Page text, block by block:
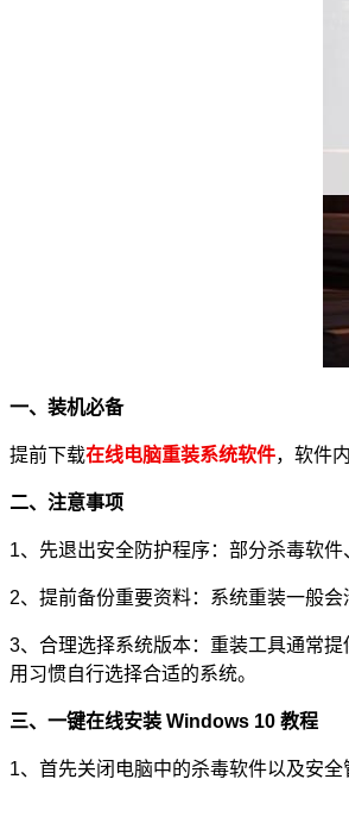
一、装机必备
提前下载在线电脑重装系统软件，软件
二、注意事项
1、先退出安全防护程序：部分杀毒软
2、提前备份重要资料：系统重装一般
3、 合理选择系统版本：重装工具通常
用习惯自行选择合适的系统。
三、一键在线安装 Windows 10 教程
1、首先关闭电脑中的杀毒软件以及安